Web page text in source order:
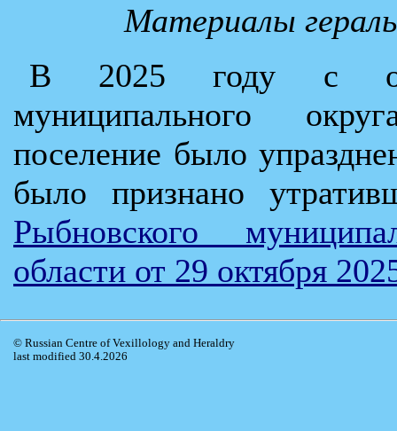
Материалы
В 2025 году с
муниципального
поселение было
было признано
Рыбновского
области от 29 октября
© Russian Centre of Vexillology and Heraldry
last modified 30.4.2026